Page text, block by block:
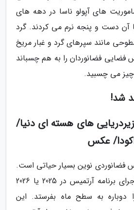
های آپولو ناسا در دهه های
میلادی با آن دست و پنجه نرم می کردند. گرد
مانند سپرهای گرد و غبار مریخ
فضایی فضانوردان را به هم چسباند
می چسبید.
شد!
های هسته ای دنیا/
عکس
فضانوردی نوین بسیار حیاتی است.
ناسا تصمیم دارد با اجرای برنامه آرتمیس در 2025 یا 2026
دوباره به سطح ماه بفرستد. این